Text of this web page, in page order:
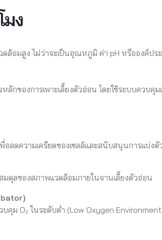
ง
ดล้อมสูง ไม่ว่าจะเป็นอุณหภูมิ ค่า pH หรือองค์ป
ลักของการเพาะเลี้ยงตัวอ่อน โดยใช้ระบบควบ
ลดความเครียดของเซลล์และสนับสนุนการแบ่ง
มดุลของสภาพแวดล้อมภายในจานเลี้ยงตัวอ่อน
คุม O₂ ในระดับต่ำ (Low Oxygen